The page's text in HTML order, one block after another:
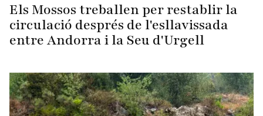
Els Mossos treballen per restablir la
circulació després de l'esllavissada
entre Andorra i la Seu d'Urgell